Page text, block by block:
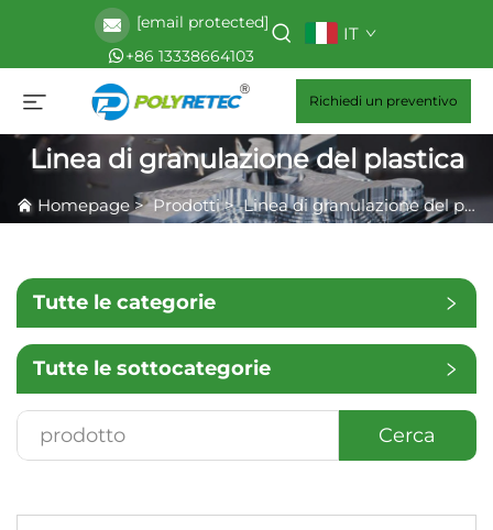
[email protected]
+86 13338664103
IT
Richiedi un preventivo
Linea di granulazione del plastica
Homepage>Prodotti>Linea di granulazione del plastica
Tutte le categorie
Tutte le sottocategorie
Cerca